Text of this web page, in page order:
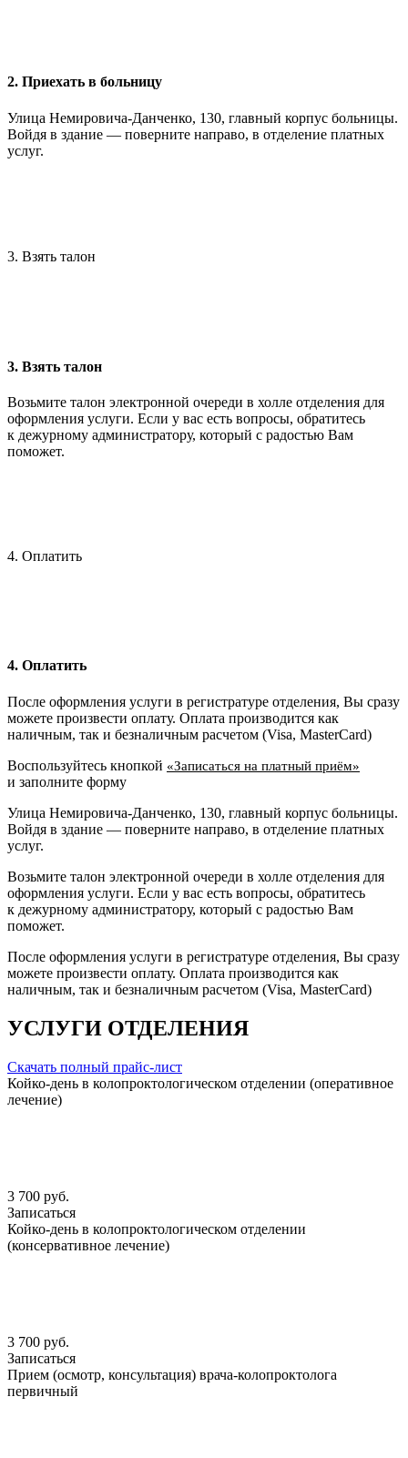
2. Приехать в больницу
Улица Немировича-Данченко, 130, главный корпус больницы.
Войдя в здание — поверните направо, в отделение платных
услуг.
3. Взять талон
3. Взять талон
Возьмите талон электронной очереди в холле отделения для
оформления услуги. Если у вас есть вопросы, обратитесь
к дежурному администратору, который с радостью Вам
поможет.
4. Оплатить
4. Оплатить
После оформления услуги в регистратуре отделения, Вы сразу
можете произвести оплату. Оплата производится как
наличным, так и безналичным расчетом (Visa, MasterCard)
Воспользуйтесь кнопкой «Записаться на платный приём»
и заполните форму
Улица Немировича-Данченко, 130, главный корпус больницы.
Войдя в здание — поверните направо, в отделение платных
услуг.
Возьмите талон электронной очереди в холле отделения для
оформления услуги. Если у вас есть вопросы, обратитесь
к дежурному администратору, который с радостью Вам
поможет.
После оформления услуги в регистратуре отделения, Вы сразу
можете произвести оплату. Оплата производится как
наличным, так и безналичным расчетом (Visa, MasterCard)
УСЛУГИ ОТДЕЛЕНИЯ
Скачать полный прайс-лист
Койко-день в колопроктологическом отделении (оперативное
лечение)
3 700 руб.
Записаться
Койко-день в колопроктологическом отделении
(консервативное лечение)
3 700 руб.
Записаться
Прием (осмотр, консультация) врача-колопроктолога
первичный